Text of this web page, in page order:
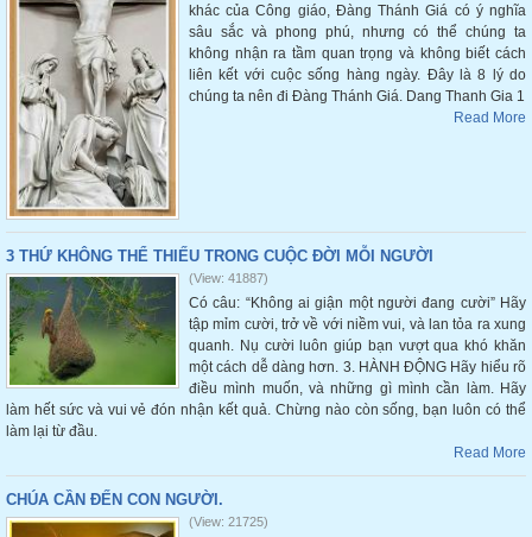
khác của Công giáo, Đàng Thánh Giá có ý nghĩa
sâu sắc và phong phú, nhưng có thể chúng ta
không nhận ra tầm quan trọng và không biết cách
liên kết với cuộc sống hàng ngày. Đây là 8 lý do
chúng ta nên đi Đàng Thánh Giá. Dang Thanh Gia 1
Read More
3 THỨ KHÔNG THỂ THIẾU TRONG CUỘC ĐỜI MỖI NGƯỜI
(View: 41887)
Có câu: “Không ai giận một người đang cười” Hãy
tập mỉm cười, trở về với niềm vui, và lan tỏa ra xung
quanh. Nụ cười luôn giúp bạn vượt qua khó khăn
một cách dễ dàng hơn. 3. HÀNH ĐỘNG Hãy hiểu rõ
điều mình muốn, và những gì mình cần làm. Hãy
làm hết sức và vui vẻ đón nhận kết quả. Chừng nào còn sống, bạn luôn có thể
làm lại từ đầu.
Read More
CHÚA CẦN ĐẾN CON NGƯỜI.
(View: 21725)